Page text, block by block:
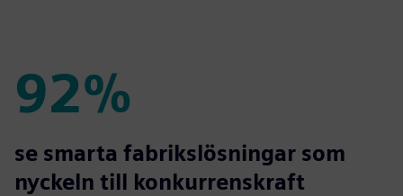
92%
92%
se smarta fabrikslösningar som
nyckeln till konkurrenskraft